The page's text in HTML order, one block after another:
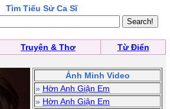
Tìm Tiểu Sử Ca Sĩ
Truyện & Thơ
Từ Điển
Ánh Minh Video
» Hờn Anh Giận Em
» Hờn Anh Giận Em